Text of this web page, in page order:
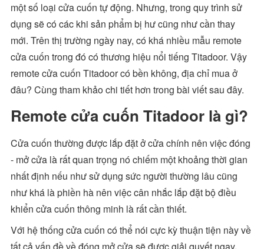
một số loại cửa cuốn tự động. Nhưng, trong quy trình sử
dụng sẽ có các khi sản phẩm bị hư cũng như cần thay
mới. Trên thị trường ngày nay, có khá nhiều mẫu remote
cửa cuốn trong đó có thương hiệu nổi tiếng Titadoor. Vậy
remote cửa cuốn Titadoor có bền không, địa chỉ mua ở
đâu? Cùng tham khảo chi tiết hơn trong bài viết sau đây.
Remote cửa cuốn Titadoor là gì?
Cửa cuốn thường được lắp đặt ở cửa chính nên việc đóng
- mở cửa là rất quan trọng nó chiếm một khoảng thời gian
nhất định nếu như sử dụng sức người thường lâu cũng
như khá là phiền hà nên việc cân nhắc lắp đặt bộ điều
khiển cửa cuốn thông minh là rất cần thiết.
Với hệ thống cửa cuốn có thể nói cực kỳ thuận tiện này về